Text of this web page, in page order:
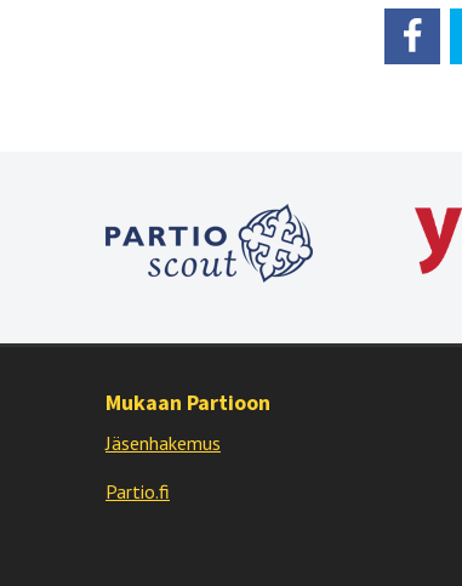
Mukaan Partioon
Jäsenhakemus
Partio.fi